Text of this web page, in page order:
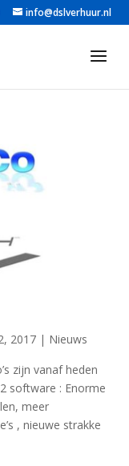
info@dslverhuur.nl
2017 | Nieuws
zijn vanaf heden
software : Enorme
meer
, nieuwe strakke